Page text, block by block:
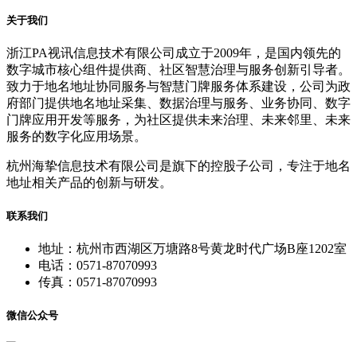
关于我们
浙江PA视讯信息技术有限公司成立于2009年，是国内领先的
数字城市核心组件提供商、社区智慧治理与服务创新引导者。
致力于地名地址协同服务与智慧门牌服务体系建设，公司为政
府部门提供地名地址采集、数据治理与服务、业务协同、数字
门牌应用开发等服务，为社区提供未来治理、未来邻里、未来
服务的数字化应用场景。
杭州海挚信息技术有限公司是旗下的控股子公司，专注于地名
地址相关产品的创新与研发。
联系我们
地址：杭州市西湖区万塘路8号黄龙时代广场B座1202室
电话：0571-87070993
传真：0571-87070993
微信公众号